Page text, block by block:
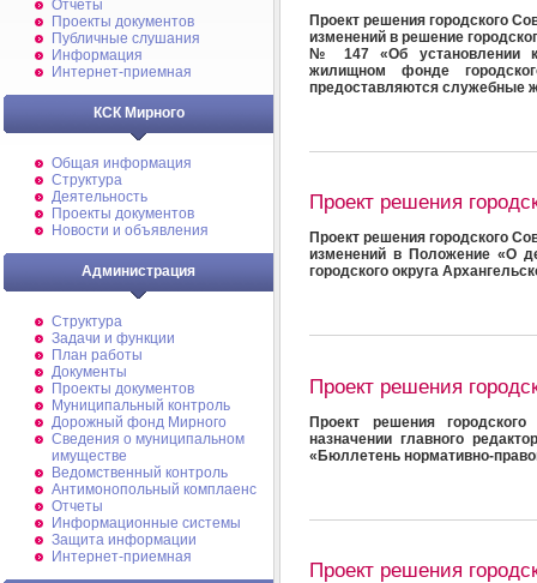
Отчеты
Проекты документов
Публичные слушания
Информация
Интернет-приемная
КСК Мирного
Общая информация
Структура
Деятельность
Проекты документов
Новости и объявления
Администрация
Структура
Задачи и функции
План работы
Документы
Проекты документов
Муниципальный контроль
Дорожный фонд Мирного
Cведения о муниципальном
имуществе
Ведомственный контроль
Антимонопольный комплаенс
Отчеты
Информационные системы
Защита информации
Интернет-приемная
Проект решения городского
изменений в решение
№ 147 «Об установлении
жилищном фонде
предоставляются служебные
Проект решения
Проект решения городского
изменений в Положение «О
городского округа
Проект решения
Проект решения
назначении главного
«Бюллетень нормативно-
Проект решения